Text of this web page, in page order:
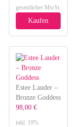
gesetzlicher MwSt.
Kaufen
Estee Lauder –
Bronze Goddess
98,00 €
inkl. 19%